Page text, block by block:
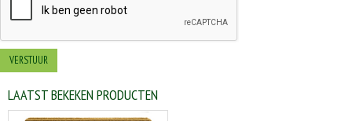
LAATST BEKEKEN PRODUCTEN